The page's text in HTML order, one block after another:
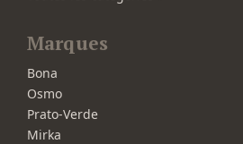
Marques
Bona
Osmo
Prato-Verde
Mirka